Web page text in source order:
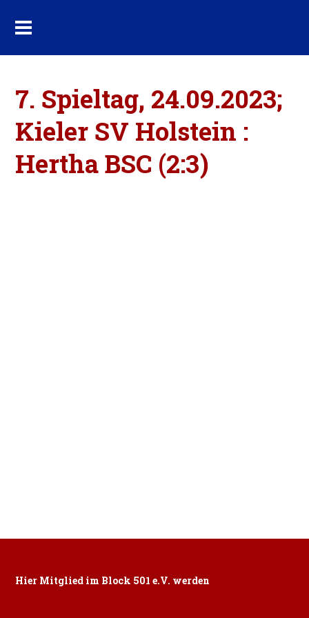
7. Spieltag, 24.09.2023;
Kieler SV Holstein :
Hertha BSC (2:3)
Hier Mitglied im Block 501 e.V. werden